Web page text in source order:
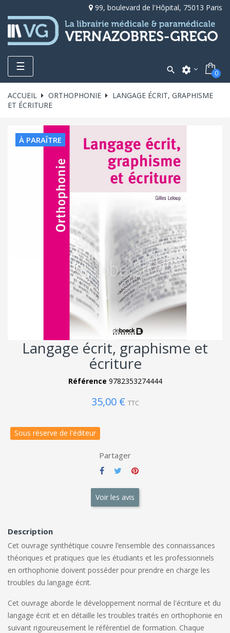
99, boulevard de l'Hôpital, 75013 Paris
Toggle
navigation
☰  settings 0
ACCUEIL ORTHOPHONIE
LANGAGE ÉCRIT, GRAPHISME
ET ÉCRITURE
À PARAÎTRE
Langage écrit, graphisme et
écriture
Référence 9782353274444
35,00 € TTC
Sous réserve de l'éditeur
Partager
Voir les avis
Description
Cet ouvrage synthétique couvre l’ensemble des connaissances
théoriques et pratiques que les étudiants et les professionnels
en orthophonie doivent posséder pour prendre en charge les
troubles du langage écrit.
Cet ouvrage aborde le développement normal de l'écriture et du
langage écrit et en détaille les troubles traités en orthophonie en
suivant rigoureusement le référentiel de formation. Chaque